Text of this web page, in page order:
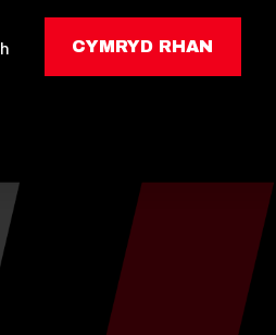
CYMRYD RHAN